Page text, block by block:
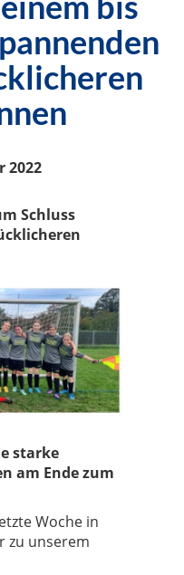
2022
Schluss
starke
am Ende zum
Woche in
zu unserem